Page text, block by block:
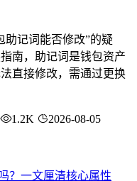
助记词能否修改”的疑
南，助记词是钱包资产
直接修改，需通过更换
1.2K 2026-08-05